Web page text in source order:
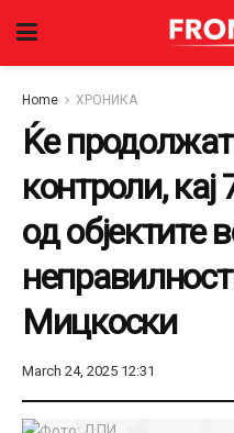
Home ХРОНИКА
Ќе
контроли,
од објектите
Мицкоски
March 24, 2025 12:31